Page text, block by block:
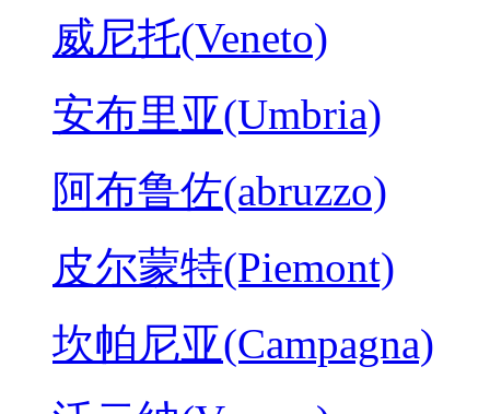
威尼托(Veneto)
安布里亚(Umbria)
阿布鲁佐(abruzzo)
皮尔蒙特(Piemont)
坎帕尼亚(Campagna)